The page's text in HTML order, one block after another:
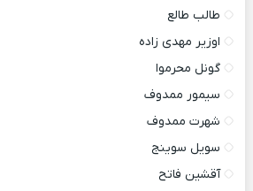
طالب طالع
اوزیر مهدی زاده
گونل محرموا
سیمور ممدوف
شهرت ممدوف
سویل سوینج
آقشین فاتح